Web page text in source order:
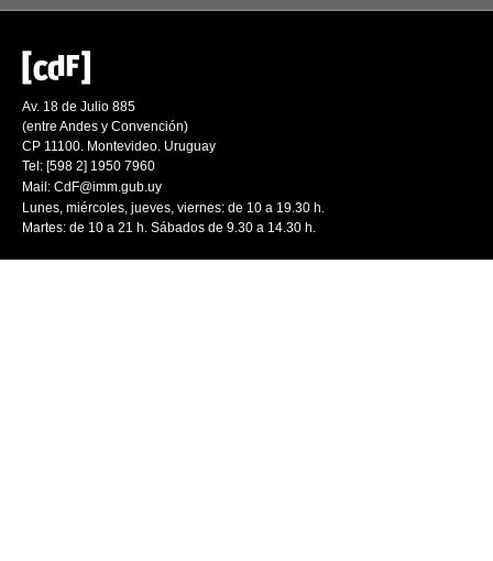
Av. 18 de Julio 885
(entre Andes y Convención)
CP 11100. Montevideo. Uruguay
Tel: [598 2] 1950 7960
Mail: CdF@imm.gub.uy
Lunes, miércoles, jueves, viernes: de 10 a 19.30 h.
Martes: de 10 a 21 h. Sábados de 9.30 a 14.30 h.